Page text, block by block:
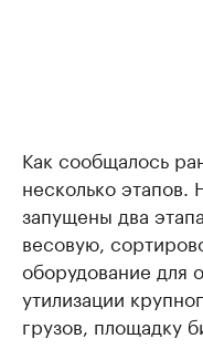
Как сообщалось
несколько
запущены два
весовую,
оборудование для
утилизации
грузов, площадку